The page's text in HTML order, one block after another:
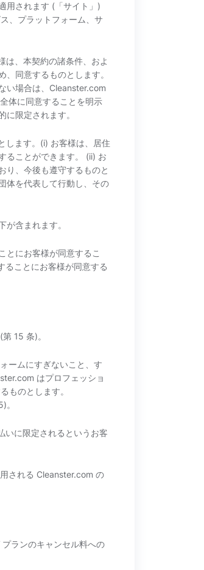
用されます (「サイト」)
、プラットフォーム、サ
は、本契約の諸条件、およ
同意するものとします。
い場合は、Cleanster.com
体に同意することを明示
限定されます。
します。(i) お客様は、居住
ることができます。 (ii) お
り、今後も遵守するものと
体を代表して行動し、その
含まれます。
とにお客様が同意するこ
ることにお客様が同意する
15 条)。
ームにすぎないこと、す
はプロフェッショ
ものとします。
いに限定されるというお客
される Cleanster.com の
ランのキャンセル料への